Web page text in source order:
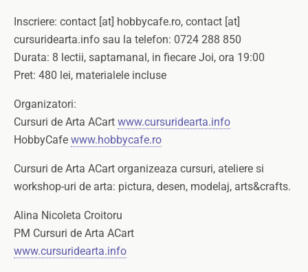
Inscriere: contact [at] hobbycafe.ro, contact [at]
cursuridearta.info sau la telefon: 0724 288 850
Durata: 8 lectii, saptamanal, in fiecare Joi, ora 19:00
Pret: 480 lei, materialele incluse
Organizatori:
Cursuri de Arta ACart www.cursuridearta.info
HobbyCafe www.hobbycafe.ro
Cursuri de Arta ACart organizeaza cursuri, ateliere si
workshop-uri de arta: pictura, desen, modelaj, arts&crafts.
Alina Nicoleta Croitoru
PM Cursuri de Arta ACart
www.cursuridearta.info